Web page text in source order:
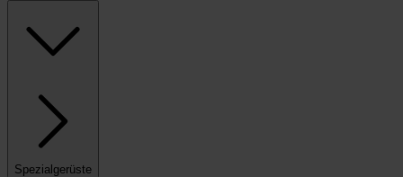
Spezialgerüste